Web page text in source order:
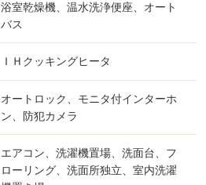
浴室乾燥機、温水洗浄便座、オート
バス
ＩＨクッキングヒータ
オートロック、モニタ付インターホ
ン、防犯カメラ
エアコン、洗濯機置場、洗面台、フ
ローリング、洗面所独立、室内洗濯